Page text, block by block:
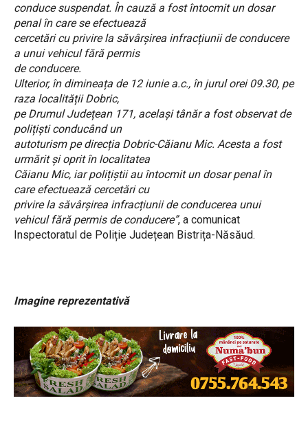
conduce suspendat. În cauză a fost întocmit un dosar
penal în care se efectuează
cercetări cu privire la săvârșirea infracțiunii de conducere
a unui vehicul fără permis
de conducere.
Ulterior, în dimineața de 12 iunie a.c., în jurul orei 09.30, pe
raza localității Dobric,
pe Drumul Județean 171, același tânăr a fost observat de
polițiști conducând un
autoturism pe direcția Dobric-Căianu Mic. Acesta a fost
urmărit și oprit în localitatea
Căianu Mic, iar polițiștii au întocmit un dosar penal în
care efectuează cercetări cu
privire la săvârșirea infracțiunii de conducerea unui
vehicul fără permis de conducere”, a comunicat
Inspectoratul de Poliție Județean Bistrița-Năsăud.
Imagine reprezentativă